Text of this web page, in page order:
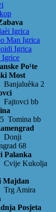
Igrica
Man Igrica
Igrica
Igrice
Po¹te
Most
Banjaluèka 2
Fajtovci bb
Tomina bb
Donji
68
Palanka
Cvije Kukolja
Majdan
Trg Amira
Posjeta